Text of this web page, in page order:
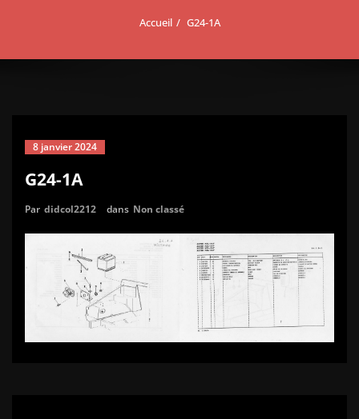
Accueil G24-1A
8 janvier 2024
G24-1A
Par didcol2212 dans Non classé